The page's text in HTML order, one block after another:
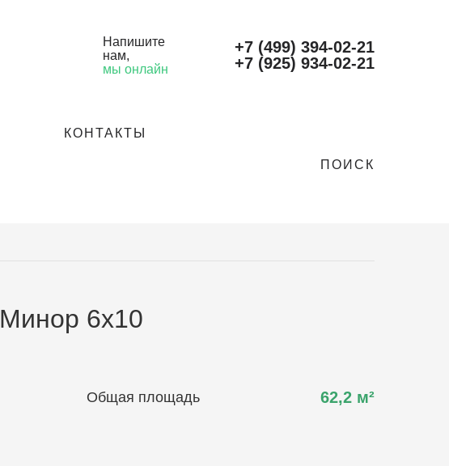
Напишите
нам,
мы онлайн
+7 (499) 394-02-21
+7 (925) 934-02-21
КОНТАКТЫ
ПОИСК
Минор 6х10
Общая площадь 62,2 м²